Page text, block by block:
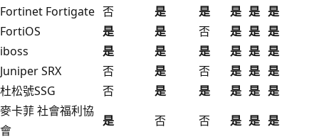
Fortinet Fortigate 否 是 是 是 是 是
FortiOS
是 是 否 是 是 是
iboss
是 是 是 是 是 是
Juniper SRX
否 是 否 是 是 是
杜松號SSG
否 是 是 是 是 是
麥卡菲 社會福利協
會
是 否 否 是 是 是